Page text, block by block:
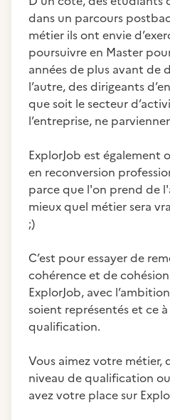
dans un parcours
métier ils ont envie
poursuivre en Master
années de plus avant de
l’autre, des dirigeants
que soit le secteur
l’entreprise, ne
ExplorJob est également
en reconversion
parce que l'on prend de
mieux quel métier sera
;)
C’est pour essayer de
cohérence et de
ExplorJob, avec
soient représentés et ce
qualification.
Vous aimez votre métier,
niveau de qualification
avez votre place sur